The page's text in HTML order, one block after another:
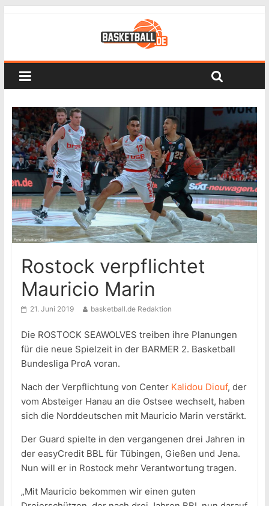
Rostock verpflichtet
Mauricio Marin
21. Juni 2019 basketball.de Redaktion
Die ROSTOCK SEAWOLVES treiben ihre Planungen
für die neue Spielzeit in der BARMER 2. Basketball
Bundesliga ProA voran.
Nach der Verpflichtung von Center Kalidou Diouf, der
vom Absteiger Hanau an die Ostsee wechselt, haben
sich die Norddeutschen mit Mauricio Marin verstärkt.
Der Guard spielte in den vergangenen drei Jahren in
der easyCredit BBL für Tübingen, Gießen und Jena.
Nun will er in Rostock mehr Verantwortung tragen.
„Mit Mauricio bekommen wir einen guten